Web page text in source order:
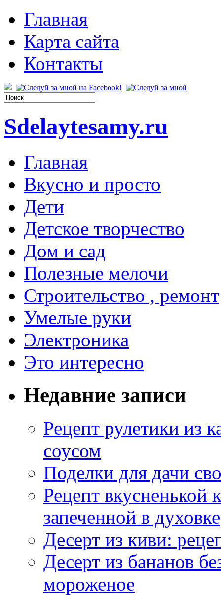
Главная
Карта сайта
Контакты
Sdelaytesamy.ru
Главная
Вкусно и просто
Дети
Детское творчество
Дом и сад
Полезные мелочи
Строительство , ремонт
Умелые руки
Электроника
Это интересно
Недавние записи
Рецепт рулетики из
соусом
Поделки для дачи
Рецепт
запеченной в духовке
Десерт из киви:
Десерт из бананов
мороженое